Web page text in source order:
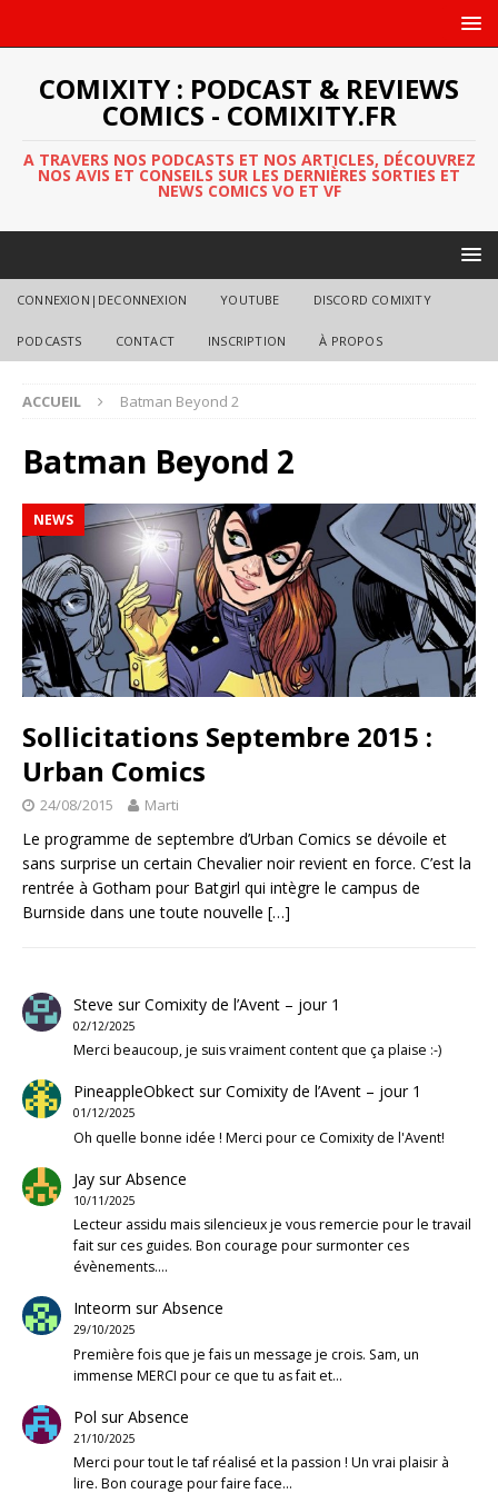
COMIXITY : PODCAST & REVIEWS
COMICS - COMIXITY.FR
A TRAVERS NOS PODCASTS ET NOS ARTICLES, DÉCOUVREZ
NOS AVIS ET CONSEILS SUR LES DERNIÈRES SORTIES ET
NEWS COMICS VO ET VF
CONNEXION|DECONNEXION YOUTUBE DISCORD COMIXITY
PODCASTS CONTACT INSCRIPTION À PROPOS
ACCUEIL Batman Beyond 2
Batman Beyond 2
NEWS
Sollicitations Septembre 2015 :
Urban Comics
24/08/2015 Marti
Le programme de septembre d’Urban Comics se dévoile et
sans surprise un certain Chevalier noir revient en force. C’est la
rentrée à Gotham pour Batgirl qui intègre le campus de
Burnside dans une toute nouvelle […]
Steve surComixity de l’Avent – jour 1
02/12/2025
Merci beaucoup, je suis vraiment content que ça plaise :-)
PineappleObkectsurComixity de l’Avent – jour 1
01/12/2025
Oh quelle bonne idée ! Merci pour ce Comixity de l'Avent!
JaysurAbsence
10/11/2025
Lecteur assidu mais silencieux je vous remercie pour le travail
fait sur ces guides. Bon courage pour surmonter ces
évènements.…
Inteorm surAbsence
29/10/2025
Première fois que je fais un message je crois. Sam, un
immense MERCI pour ce que tu as fait et…
Pol surAbsence
21/10/2025
Merci pour tout le taf réalisé et la passion ! Un vrai plaisir à
lire. Bon courage pour faire face…